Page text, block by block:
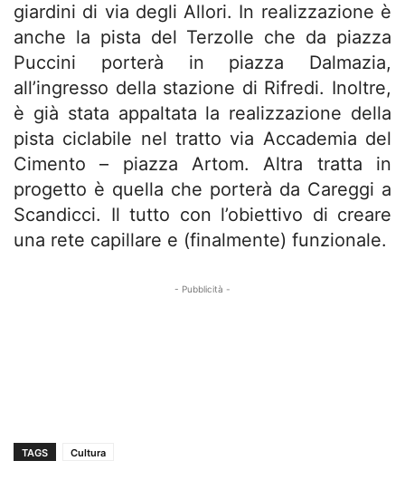
giardini di via degli Allori. In realizzazione è
anche la pista del Terzolle che da piazza
Puccini porterà in piazza Dalmazia,
all’ingresso della stazione di Rifredi. Inoltre,
è già stata appaltata la realizzazione della
pista ciclabile nel tratto via Accademia del
Cimento – piazza Artom. Altra tratta in
progetto è quella che porterà da Careggi a
Scandicci. Il tutto con l’obiettivo di creare
una rete capillare e (finalmente) funzionale.
- Pubblicità -
TAGS Cultura